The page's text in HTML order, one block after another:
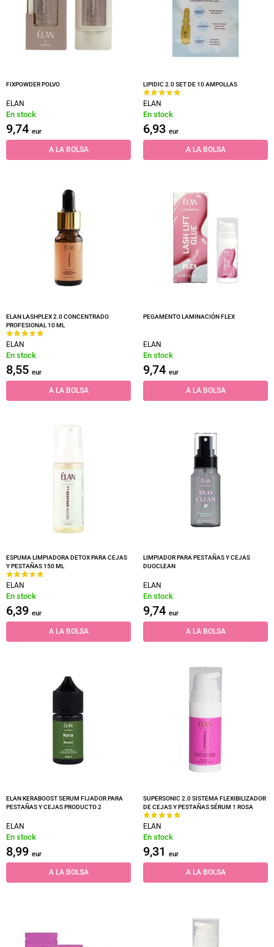
FIXPOWDER POLVO
ELAN
En stock
9,74 eur
A LA BOLSA
LIPIDIC 2.0 SET DE 10 AMPOLLAS
ELAN
En stock
6,93 eur
A LA BOLSA
ELAN LASHPLEX 2.0 CONCENTRADO
PROFESIONAL 10 ML
ELAN
En stock
8,55 eur
A LA BOLSA
PEGAMENTO LAMINACIÓN FLEX
ELAN
En stock
9,74 eur
A LA BOLSA
ESPUMA LIMPIADORA DETOX PARA CEJAS
Y PESTAÑAS 150 ML
ELAN
En stock
6,39 eur
A LA BOLSA
LIMPIADOR PARA PESTAÑAS Y CEJAS
DUOCLEAN
ELAN
En stock
9,74 eur
A LA BOLSA
ELAN KERABOOST SERUM FIJADOR PARA
PESTAÑAS Y CEJAS PRODUCTO 2
ELAN
En stock
8,99 eur
A LA BOLSA
SUPERSONIC 2.0 SISTEMA FLEXIBILIZADOR
DE CEJAS Y PESTAÑAS SÉRUM 1 ROSA
ELAN
En stock
9,31 eur
A LA BOLSA